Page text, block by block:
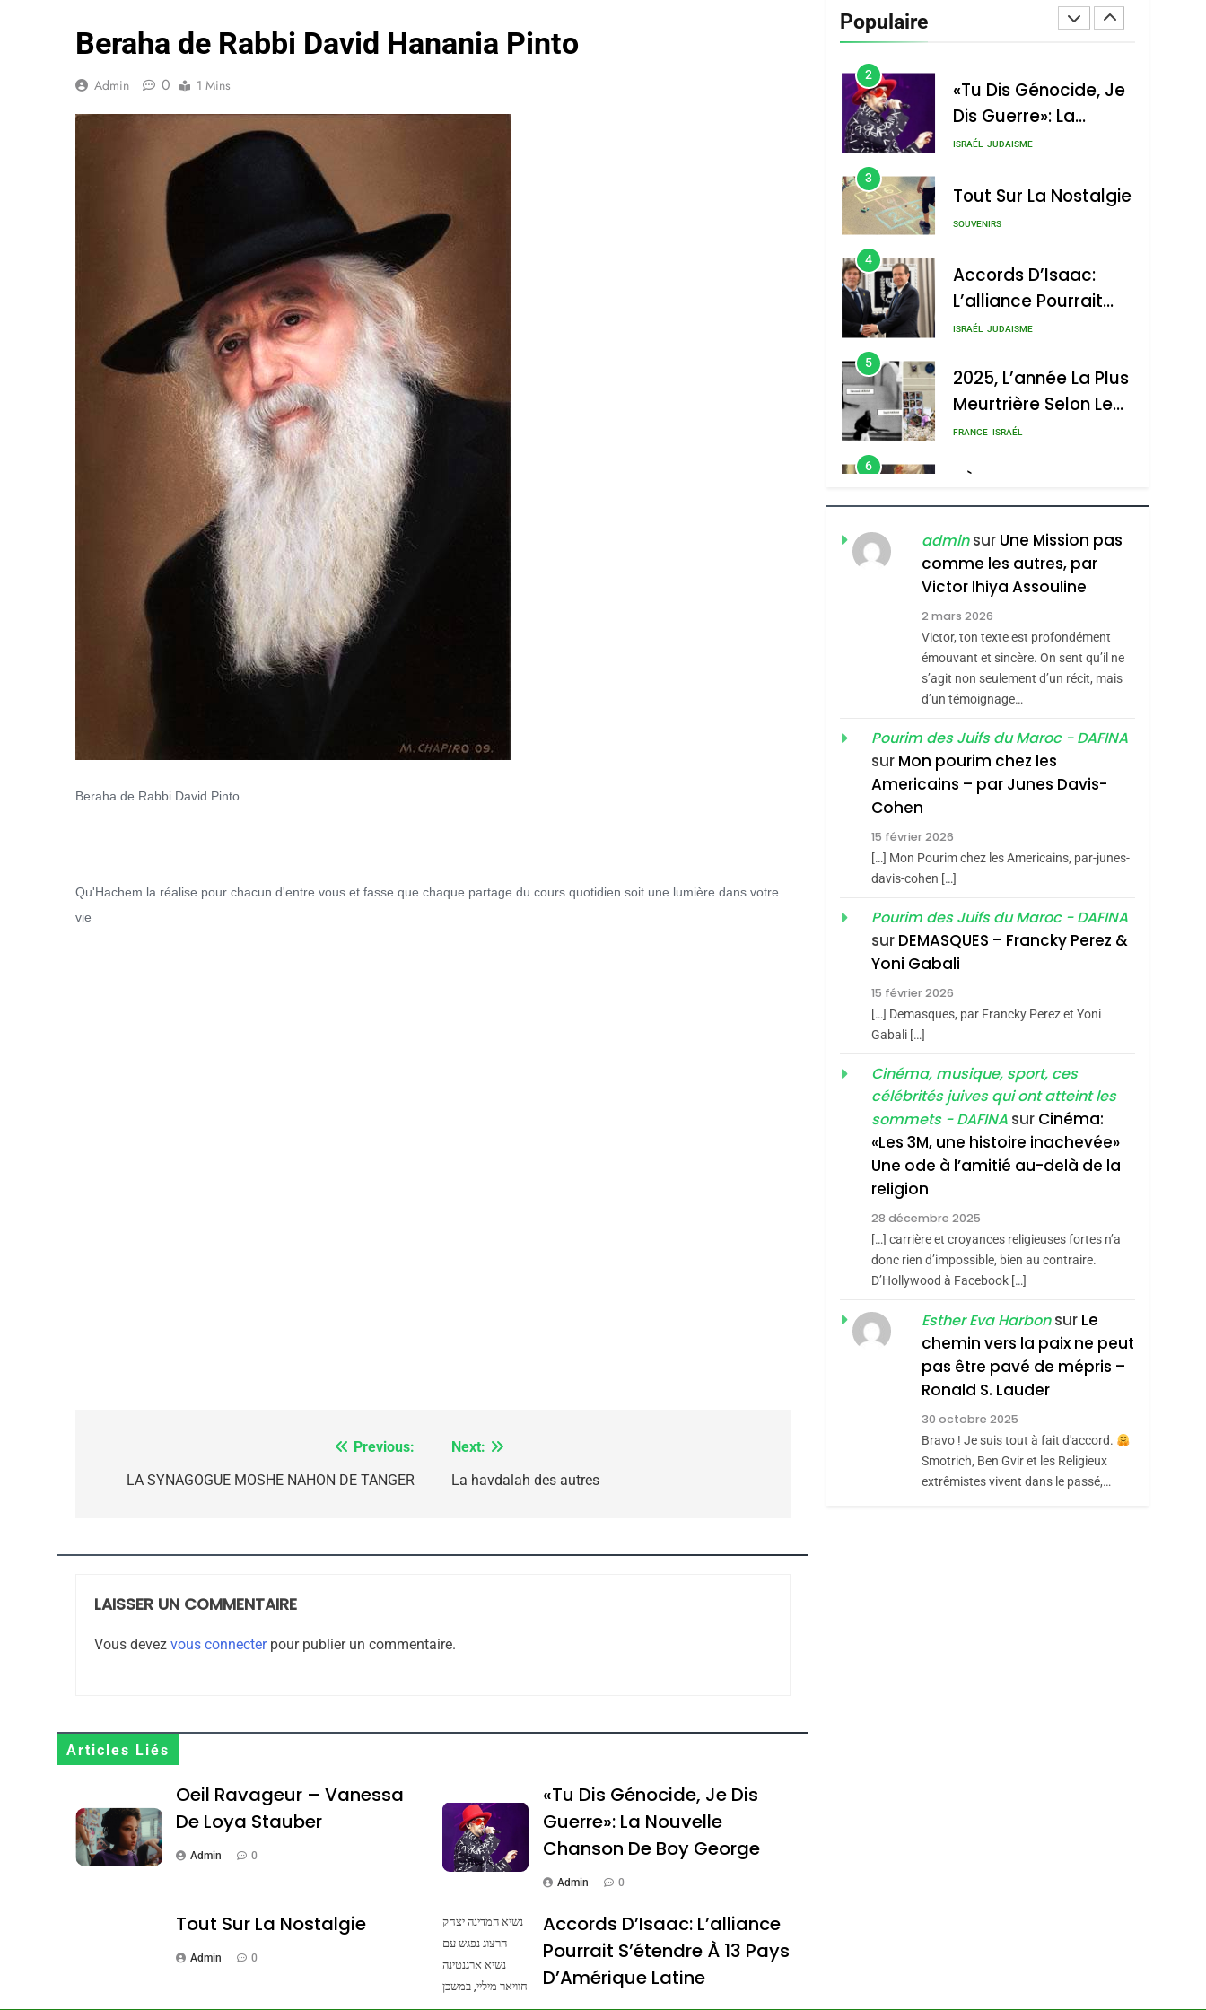
Beraha de Rabbi David Hanania Pinto
Admin 0 1 Mins
Beraha de Rabbi David Pinto
Qu'Hachem la réalise pour chacun d'entre vous et fasse que chaque partage du cours quotidien soit une lumière dans votre
vie
Previous:
LA SYNAGOGUE MOSHE NAHON DE TANGER
Next:
La havdalah des autres
LAISSER UN COMMENTAIRE
Vous devez vous connecterpour publier un commentaire.
Articles Liés
Oeil Ravageur – Vanessa
De Loya Stauber
Admin 0
«Tu Dis Génocide, Je Dis
Guerre»: La Nouvelle
Chanson De Boy George
Admin 0
Tout Sur La Nostalgie
Admin 0
נשיא המדינה יצחק
הרצוג נפגש עם
נשיא ארגנטינה
חוויאר מיליי, במשכן
Accords D’Isaac: L’alliance
Pourrait S’étendre À 13 Pays
D’Amérique Latine
Populaire
Vanessa De Loya
2
«Tu Dis Génocide, Je
Dis Guerre»: La
Nouvelle Chanson De
ISRAÉL JUDAISME
3
Tout Sur La Nostalgie
SOUVENIRS
4
Accords D’Isaac:
L’alliance Pourrait
S’étendre À 13 Pays
ISRAÉL JUDAISME
5
2025, L’année La Plus
Meurtrière Selon Le
Rapport D’ADL
FRANCE ISRAÉL
6
FIÈRE, DIGNE ET
RÉSILIENTE :
POURQUOI JE
REVENDIQUE MA
JUDAÏTE Par Thérèse
Zrihen-Dvir
ISRAÉL JUDAISME
CE QUI NOUS
MANQUE – Jacques
Hadida
JUDAISME
Maroc : Les Amandes
De Tafraout, Le Miel
De Tadla Azilal
Consacrés Produits
Du Terroir
DAFINA MAROC
Oeil Ravageur –
2
Dis Guerre»: La
Nouvelle Chanson De
Boy George
ISRAÉL JUDAISME
Accords D’Isaac:
L’alliance Pourrait
S’étendre À 13 Pays
D’Amérique Latine
ISRAÉL JUDAISME
5
Meurtrière Selon Le
Rapport D’ADL
Contre
L’antisémitisme
FRANCE ISRAÉL
FIÈRE, DIGNE ET
RÉSILIENTE :
POURQUOI JE
REVENDIQUE MA
JUDAÏTE Par Thérèse
Zrihen-Dvir
ISRAÉL JUDAISME
CE QUI NOUS
MANQUE – Jacques
Hadida
JUDAISME
Maroc : Les Amandes
adminsur Une Mission pas
comme les autres, par
Victor Ihiya Assouline
2 mars 2026
Victor, ton texte est profondément
émouvant et sincère. On sent qu’il ne
s’agit non seulement d’un récit, mais
d’un témoignage…
Pourim des Juifs du Maroc - DAFINA
sur Mon pourim chez les
Americains – par Junes Davis-
Cohen
15 février 2026
[…] Mon Pourim chez les Americains, par-junes-
davis-cohen […]
Pourim des Juifs du Maroc - DAFINA
sur DEMASQUES – Francky Perez &
Yoni Gabali
15 février 2026
[…] Demasques, par Francky Perez et Yoni
Gabali […]
Cinéma, musique, sport, ces
célébrités juives qui ont atteint les
sommets - DAFINA sur Cinéma:
«Les 3M, une histoire inachevée»
Une ode à l’amitié au-delà de la
religion
28 décembre 2025
[…] carrière et croyances religieuses fortes n’a
donc rien d’impossible, bien au contraire.
D’Hollywood à Facebook […]
Esther Eva Harbonsur Le
chemin vers la paix ne peut
pas être pavé de mépris –
Ronald S. Lauder
30 octobre 2025
Bravo ! Je suis tout à fait d'accord.
Smotrich, Ben Gvir et les Religieux
extrêmistes vivent dans le passé,…
5
2025, L’année La Plus Meurtrière Selon Le Rapport D’ADL Contre L’antisémitisme
FIÈRE, DIGNE ET RÉSILIENTE : POURQUOI JE REVENDIQUE MA JUDAÏTE Par Thérèse Zrihen-
CE QUI NOUS MANQUE – Jacques Hadida
Terroir
Oeil Ravageur – Vanessa De Loya Stauber